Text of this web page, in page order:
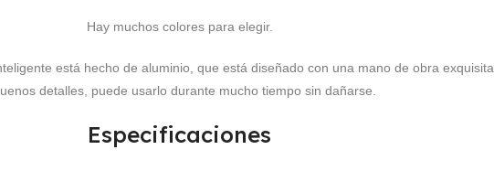
Hay muchos colores para elegir.
está hecho de aluminio, que está diseñado con una mano de obra exquisita
detalles, puede usarlo durante mucho tiempo sin dañarse.
Especificaciones